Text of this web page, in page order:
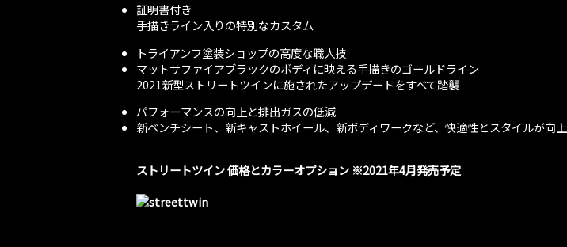
証明書付き
手描きライン入りの特別なカスタム
トライアンフ塗装ショップの高度な職人技
マットサファイアブラックのボディに映える手描きのゴールドライン
2021新型ストリートツインに施されたアップデートをすべて踏襲
パフォーマンスの向上と排出ガスの低減
新ベンチシート、新キャストホイール、新ボディワークなど、快適性とスタイルが向上
ストリートツイン 価格とカラーオプション ※2021年4月発売予定